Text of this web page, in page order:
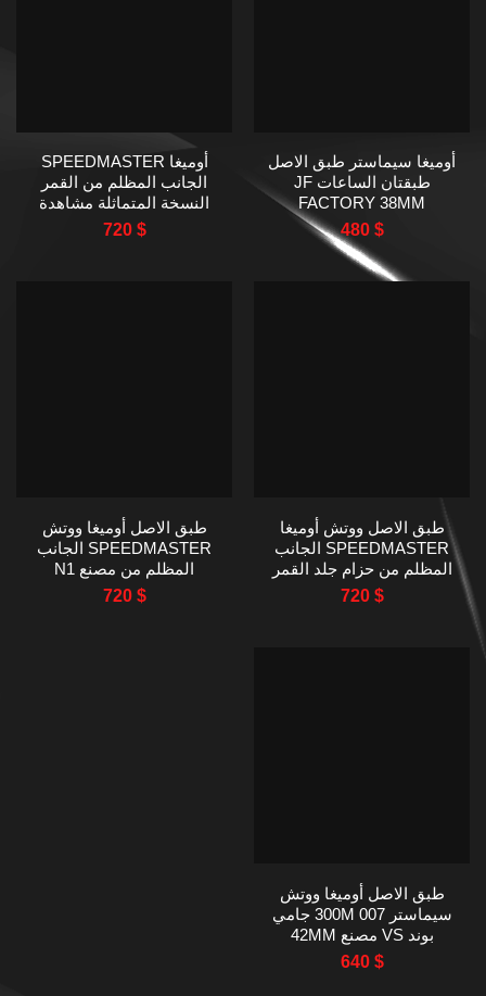
أوميغا سيماستر طبق الاصل
طبقتان الساعات JF
FACTORY 38MM
480 $
أوميغا SPEEDMASTER
الجانب المظلم من القمر
النسخة المتماثلة مشاهدة
مصنع N1 44MM 720 $
طبق الاصل ووتش أوميغا
SPEEDMASTER الجانب
المظلم من حزام جلد القمر
720 $
طبق الاصل أوميغا ووتش
SPEEDMASTER الجانب
المظلم من مصنع N1
السيراميك القمر 44MM
720 $
طبق الاصل أوميغا ووتش
سيماستر 300M 007 جامي
بوند VS مصنع 42MM
640 $